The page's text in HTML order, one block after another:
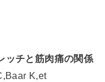
ッチと筋肉痛の関係
K,et